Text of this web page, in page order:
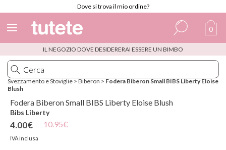
Dove si trova il mio ordine?
Spagnolo
Italiano
Portoghese
Francese
0
IL NEGOZIO DOVE DESIDERERAI ESSERE UN BIMBO
Svezzamento e Stoviglie > Biberon > Fodera Biberon Small BIBS Liberty Eloise
Blush
Fodera Biberon Small BIBS Liberty Eloise Blush
Bibs Liberty
4.00€
IVA inclusa
10.95€